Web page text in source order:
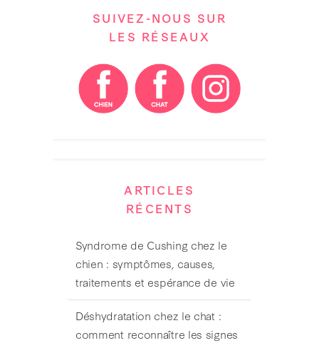
SUIVEZ-NOUS SUR
LES RÉSEAUX
ARTICLES
RÉCENTS
Syndrome de Cushing chez le
chien : symptômes, causes,
traitements et espérance de vie
Déshydratation chez le chat :
comment reconnaître les signes